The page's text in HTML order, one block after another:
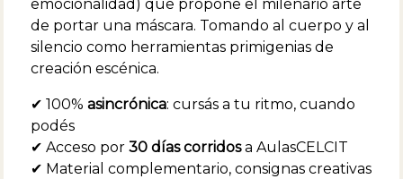
emocionalidad) que propone el milenario arte
de portar una máscara. Tomando al cuerpo y al
silencio como herramientas primigenias de
creación escénica.
✔ 100% asincrónica: cursás a tu ritmo, cuando
podés
✔ Acceso por 30 días corridosa AulasCELCIT
✔ Material complementario, consignas creativas